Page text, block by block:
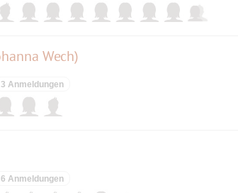
Wech)
3 Anmeldungen
6 Anmeldungen